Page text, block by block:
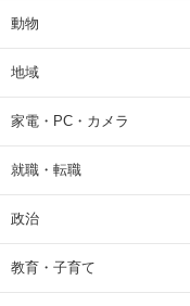
動物
地域
家電・PC・カメラ
就職・転職
政治
教育・子育て